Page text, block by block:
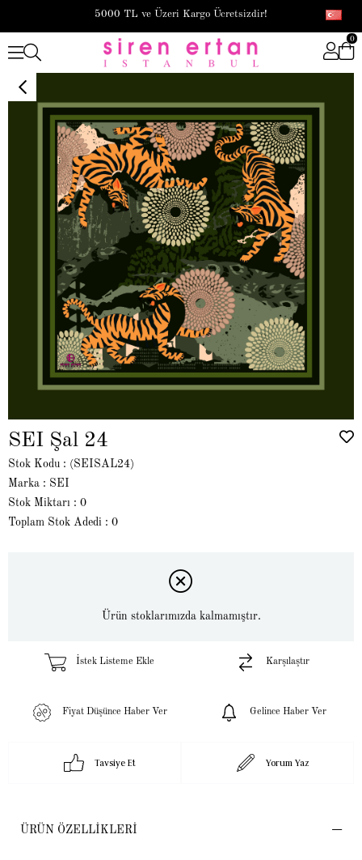
5000 TL ve Üzeri Kargo Ücretsizdir!
0
SEI Şal 24
Stok Kodu
(SEISAL24)
Marka : SEI
Stok Miktarı : 0
Toplam Stok Adedi : 0
Ürün stoklarımızda kalmamıştır.
İstek Listeme Ekle Karşılaştır
Fiyat Düşünce Haber Ver Gelince Haber Ver
Tavsiye Et Yorum Yaz
ÜRÜN ÖZELLIKLERI